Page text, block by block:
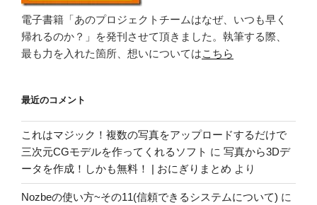
電子書籍「あのプロジェクトチームはなぜ、いつも早く
帰れるのか？」を発刊させて頂きました。執筆する際、
最も力を入れた箇所、想いについてはこちら
最近のコメント
これはマジック！複数の写真をアップロードするだけで
三次元CGモデルを作ってくれるソフト に 写真から3Dデ
ータを作成！しかも無料！ | おにぎりまとめ より
Nozbeの使い方~その11(信頼できるシステムについて) に